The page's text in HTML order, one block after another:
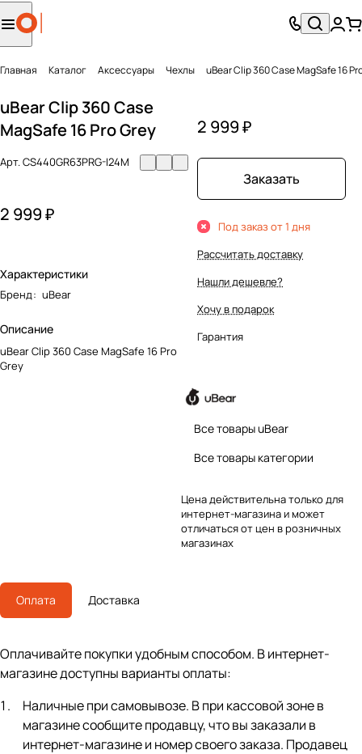
Главная Каталог Аксесcуары Чехлы uBear Clip 360 Case MagSafe 16
uBear Clip 360 Case
MagSafe 16 Pro Grey
Арт.CS440GR63PRG-I24M
2 999 ₽
Характеристики
Бренд: uBear
Описание
uBear Clip 360 Case MagSafe 16 Pro
Grey
2 999 ₽
Заказать
Под заказ от 1 дня
Рассчитать доставку
Нашли дешевле?
Хочу в подарок
Гарантия
Все товары uBear
Все товары категории
Цена действительна только для
интернет-магазина и может
отличаться от цен в розничных
магазинах
Оплата Доставка
Оплачивайте покупки удобным способом. В интернет-
магазине доступны варианты оплаты:
Наличные при самовывозе. В при кассовой зоне в
магазине сообщите продавцу, что вы заказали в
интернет-магазине и номер своего заказа. Продавец